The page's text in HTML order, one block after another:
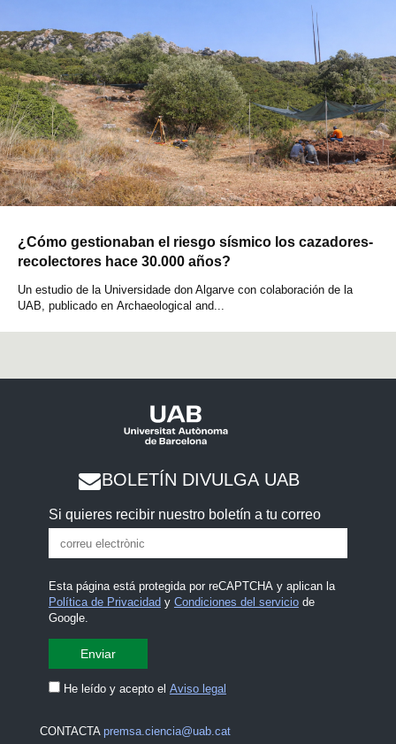
¿Cómo gestionaban el riesgo sísmico los cazadores-
recolectores hace 30.000 años?
Un estudio de la Universidade don Algarve con colaboración de la
UAB, publicado en Archaeological and...
BOLETÍN DIVULGA UAB
Si quieres recibir nuestro boletín a tu correo
Esta página está protegida por reCAPTCHA y aplican la
Política de Privacidad y Condiciones del serviciode
Google.
He leído y acepto el Aviso legal
CONTACTA premsa.ciencia@uab.cat